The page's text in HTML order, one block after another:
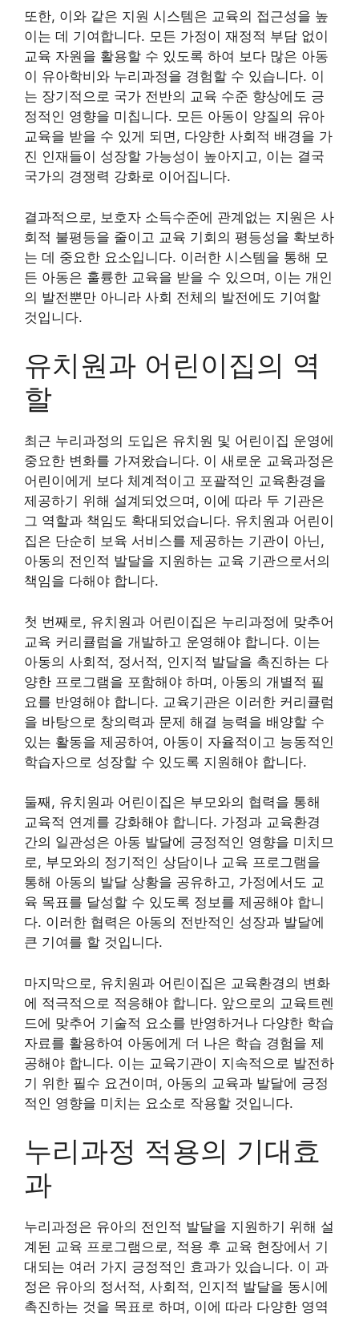
또한, 이와 같은 지원 시스템은 교육의 접근성을 높
이는 데 기여합니다. 모든 가정이 재정적 부담 없이
교육 자원을 활용할 수 있도록 하여 보다 많은 아동
이 유아학비와 누리과정을 경험할 수 있습니다. 이
는 장기적으로 국가 전반의 교육 수준 향상에도 긍
정적인 영향을 미칩니다. 모든 아동이 양질의 유아
교육을 받을 수 있게 되면, 다양한 사회적 배경을 가
진 인재들이 성장할 가능성이 높아지고, 이는 결국
국가의 경쟁력 강화로 이어집니다.
결과적으로, 보호자 소득수준에 관계없는 지원은 사
회적 불평등을 줄이고 교육 기회의 평등성을 확보하
는 데 중요한 요소입니다. 이러한 시스템을 통해 모
든 아동은 훌륭한 교육을 받을 수 있으며, 이는 개인
의 발전뿐만 아니라 사회 전체의 발전에도 기여할
것입니다.
유치원과 어린이집의 역
할
최근 누리과정의 도입은 유치원 및 어린이집 운영에
중요한 변화를 가져왔습니다. 이 새로운 교육과정은
어린이에게 보다 체계적이고 포괄적인 교육환경을
제공하기 위해 설계되었으며, 이에 따라 두 기관은
그 역할과 책임도 확대되었습니다. 유치원과 어린이
집은 단순히 보육 서비스를 제공하는 기관이 아닌,
아동의 전인적 발달을 지원하는 교육 기관으로서의
책임을 다해야 합니다.
첫 번째로, 유치원과 어린이집은 누리과정에 맞추어
교육 커리큘럼을 개발하고 운영해야 합니다. 이는
아동의 사회적, 정서적, 인지적 발달을 촉진하는 다
양한 프로그램을 포함해야 하며, 아동의 개별적 필
요를 반영해야 합니다. 교육기관은 이러한 커리큘럼
을 바탕으로 창의력과 문제 해결 능력을 배양할 수
있는 활동을 제공하여, 아동이 자율적이고 능동적인
학습자으로 성장할 수 있도록 지원해야 합니다.
둘째, 유치원과 어린이집은 부모와의 협력을 통해
교육적 연계를 강화해야 합니다. 가정과 교육환경
간의 일관성은 아동 발달에 긍정적인 영향을 미치므
로, 부모와의 정기적인 상담이나 교육 프로그램을
통해 아동의 발달 상황을 공유하고, 가정에서도 교
육 목표를 달성할 수 있도록 정보를 제공해야 합니
다. 이러한 협력은 아동의 전반적인 성장과 발달에
큰 기여를 할 것입니다.
마지막으로, 유치원과 어린이집은 교육환경의 변화
에 적극적으로 적응해야 합니다. 앞으로의 교육트렌
드에 맞추어 기술적 요소를 반영하거나 다양한 학습
자료를 활용하여 아동에게 더 나은 학습 경험을 제
공해야 합니다. 이는 교육기관이 지속적으로 발전하
기 위한 필수 요건이며, 아동의 교육과 발달에 긍정
적인 영향을 미치는 요소로 작용할 것입니다.
누리과정 적용의 기대효
과
누리과정은 유아의 전인적 발달을 지원하기 위해 설
계된 교육 프로그램으로, 적용 후 교육 현장에서 기
대되는 여러 가지 긍정적인 효과가 있습니다. 이 과
정은 유아의 정서적, 사회적, 인지적 발달을 동시에
촉진하는 것을 목표로 하며, 이에 따라 다양한 영역